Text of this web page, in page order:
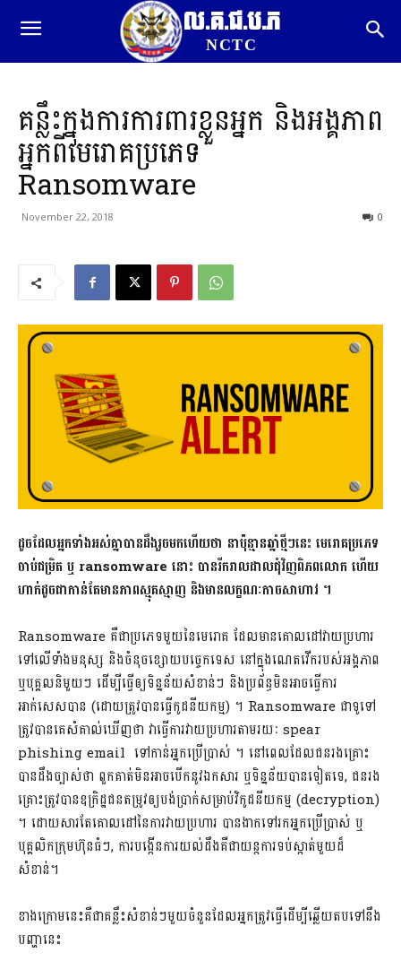
ល.គ.ជ.ប.ភ
NCTC
គន្លឹះក្នុងការការពារខ្លួនអ្នក និងអង្គភាព
អ្នកពីមេរោគប្រភេទ
Ransomware
November 22, 2018 0
ដូចដែលអ្នកទាំងអស់គ្នាបានដឹងរួចមកហើយថា នាប៉ុន្មានឆ្នាំថ្មីៗនេះ មេរោគប្រភេទ
ចាប់ជម្រិត ឬ ransomware នោះ បានរីករាលដាលជុំវិញពិភពលោក ហើយ
ហាក់ដូចជាកាន់តែមានភាពស្មុគស្មាញ និងមានលក្ខណៈកាចសាហាវ ។
Ransomware គឺជាប្រភេទមួយនៃមេរោគ ដែលមានគោលដៅវាយប្រហារ
ទៅលើទាំងមនុស្ស និងចំនុចខ្សោយបច្ចេកទេស នៅក្នុងណេតវើករបស់អង្គភាព
ឬបុគ្គលនិមួយៗ ដើម្បីធ្វើឲ្យទិន្នន័យសំខាន់ៗ និងប្រព័ន្ធមិនអាចធ្វើការ
អាក់សេសបាន (ដោយត្រូវបានធ្វើកូដនីយកម្ម) ។ Ransomware ជាទូទៅ
ត្រូវបានគេសំគាល់ឃើញថា វាធ្វើការវាយប្រហារតាមរយៈ spear
phishing email ទៅកាន់អ្នកប្រើប្រាស់ ។ នៅពេលដែលជនរងគ្រោះ
បានដឹងច្បាស់ថា ពួកគាត់មិនអាចបើកនូវឯកសារ ឬទិន្នន័យបានទៀតទេ, ជនរង
គ្រោះត្រូវបានឧក្រិដ្ឋជនតម្រូវឲ្យបង់ប្រាក់សម្រាប់វិកូដនីយកម្ម (decryption)
។ ដោយសារតែគោលដៅនៃការវាយប្រហារ បានងាកទៅរកអ្នកប្រើប្រាស់ ឬ
បុគ្គលិកក្រុមហ៊ុនធំៗ, ការបង្កើនការយល់ដឹងគឺជាយន្តការទប់ស្កាត់មួយដ៏
សំខាន់។
ខាងក្រោមនេះគឺជាគន្លឹះសំខាន់ៗមួយចំនួនដែលអ្នកត្រូវធ្វើដើម្បីឆ្លើយតបទៅនឹង
បញ្ហានេះ